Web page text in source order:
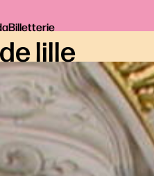
Billetterie
lille